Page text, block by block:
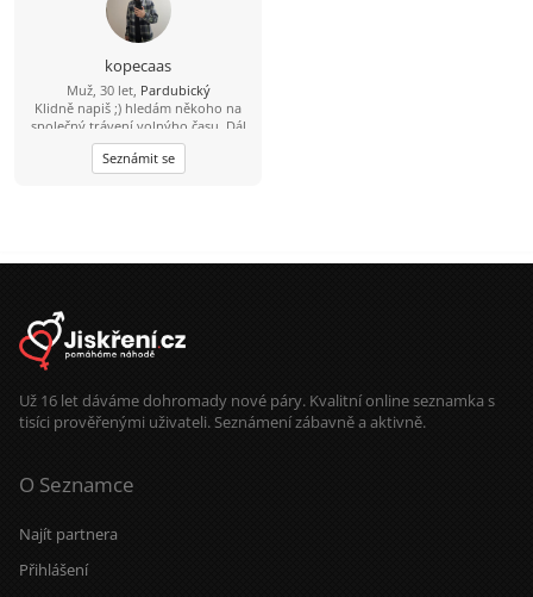
kopecaas
Muž, 30 let, Pardubický
Klidně napiš ;) hledám někoho na
společný trávení volnýho času. Dál
se uvidí podle sympatií. Inteligentní
pohodář, rád sportuju, rád si přečtu
knížku.
Seznámit se
Už 16 let dáváme dohromady nové páry. Kvalitní online seznamka s
tisíci prověřenými uživateli. Seznámení zábavně a aktivně.
O Seznamce
Najít partnera
Přihlášení